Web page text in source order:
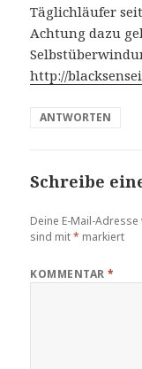
Täglichläufer
Achtung dazu
http://
ANTWORTEN
Schreibe
Deine E-Mail-
sind mit* markiert
KOMMENTAR*